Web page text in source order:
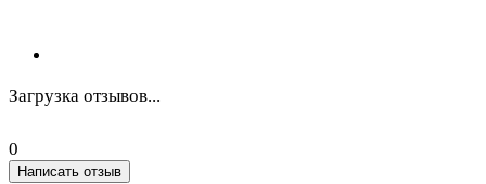
Загрузка отзывов...
0
Написать отзыв